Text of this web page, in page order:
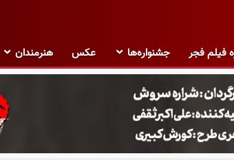
فیلم فجر جشنواره‌ها عکس هنرمندان